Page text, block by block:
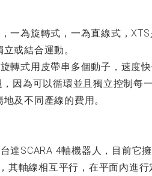
一為旋轉式，一為直線式，
或結合運動。
轉式用皮帶串多個動子，速度
因為可以循環並且獨立控制每
及不同產線的費用。
達SCARA 4軸機器人，目前它
其軸線相互平行，在平面內進